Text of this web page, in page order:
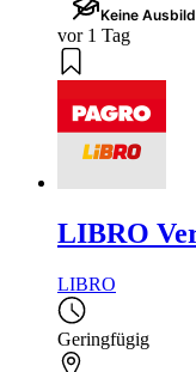
Keine
vor 1 Tag
LIBRO
LIBRO
Geringfügig